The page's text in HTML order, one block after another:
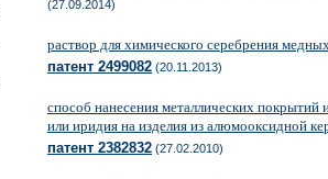
(27.09.2014)
раствор для химического серебрения
патент 2499082 (20.11.2013)
способ нанесения металлических покрытий
или иридия на изделия из алюмооксидной
патент 2382832 (27.02.2010)